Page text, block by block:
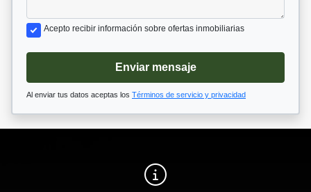
Acepto recibir información sobre ofertas inmobiliarias
Enviar mensaje
Al enviar tus datos aceptas los Términos de servicio y privacidad